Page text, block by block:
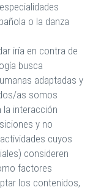
o la danza
iría en contra de
busca
adaptadas y
as somos
la interacción
y no
cuyos
consideren
factores
los contenidos,